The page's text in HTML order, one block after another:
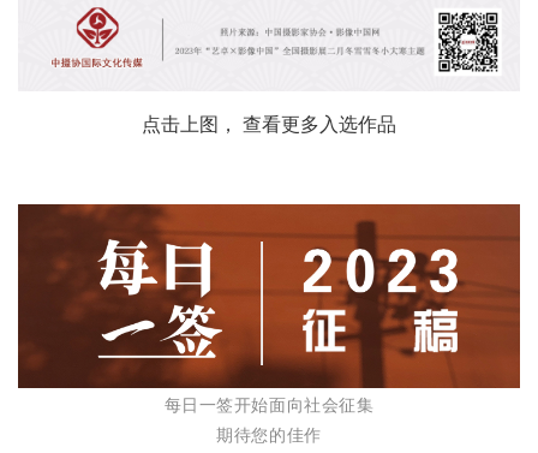
点击上图， 查看更多入选作品
每日一签开始面向社会征集
期待您的佳作